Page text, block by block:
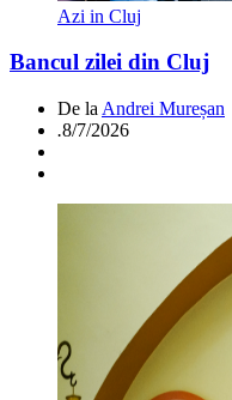
Azi in Cluj
Bancul zilei din Cluj
De la Andrei Mureșan
.8/7/2026